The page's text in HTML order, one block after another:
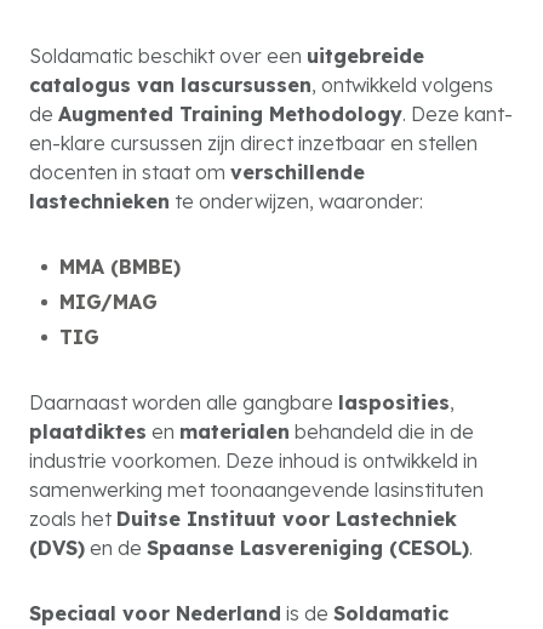
Soldamatic beschikt over een uitgebreide
catalogus van lascursussen, ontwikkeld volgens
de Augmented Training Methodology. Deze kant-
en-klare cursussen zijn direct inzetbaar en stellen
docenten in staat om verschillende
lastechnieken te onderwijzen, waaronder:
MMA (BMBE)
MIG/MAG
TIG
Daarnaast worden alle gangbare lasposities,
plaatdiktes en materialen behandeld die in de
industrie voorkomen. Deze inhoud is ontwikkeld in
samenwerking met toonaangevende lasinstituten
zoals het Duitse Instituut voor Lastechniek
(DVS) en de Spaanse Lasvereniging (CESOL).
Speciaal voor Nederland is de Soldamatic